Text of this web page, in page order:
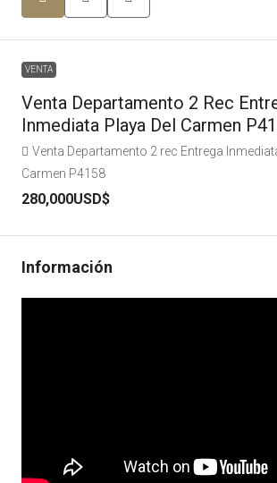
VENTA
Venta Departamento 2 Rec
Inmediata Playa Del Carmen
Venta Departamento 2 rec Entrega
Carmen P4158
280,000USD$